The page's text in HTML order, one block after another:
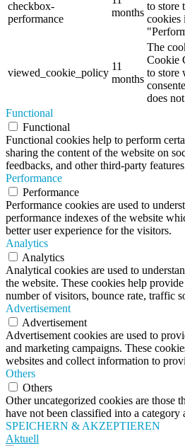
checkbox-
performance
months
to store
cookies
viewed_cookie_policy
11
months
The
Cookie
to store
does
Functional
Functional
Functional cookies help to perform
sharing the content of the website on
feedbacks, and other third-party
Performance
Performance
Performance cookies are used to
performance indexes of the website
better user experience for the visitors.
Analytics
Analytics
Analytical cookies are used to
the website. These cookies help
number of visitors, bounce rate, traffic
Advertisement
Advertisement
Advertisement cookies are used to
and marketing campaigns. These
websites and collect information to
Others
Others
Other uncategorized cookies are those
have not been classified into a category
SPEICHERN & AKZEPTIEREN
Aktuell